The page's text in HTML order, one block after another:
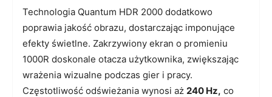
Technologia Quantum HDR 2000 dodatkowo
poprawia jakość obrazu, dostarczając imponujące
efekty świetlne. Zakrzywiony ekran o promieniu
1000R doskonale otacza użytkownika, zwiększając
wrażenia wizualne podczas gier i pracy.
Częstotliwość odświeżania wynosi aż 240 Hz, co